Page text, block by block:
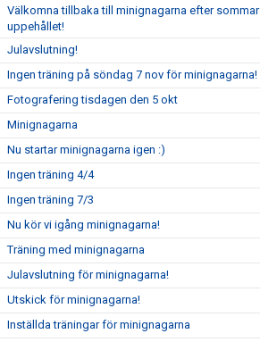
Välkomna tillbaka till minignagarna efter sommar
uppehållet!
Julavslutning!
Ingen träning på söndag 7 nov för minignagarna!
Fotografering tisdagen den 5 okt
Minignagarna
Nu startar minignagarna igen :)
Ingen träning 4/4
Ingen träning 7/3
Nu kör vi igång minignagarna!
Träning med minignagarna
Julavslutning för minignagarna!
Utskick för minignagarna!
Inställda träningar för minignagarna